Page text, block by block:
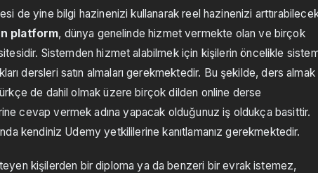
de yine bilgi hazinenizi kullanarak reel hazinenizi
platform, dünya genelinde hizmet vermekte olan ve birçok
Sistemden hizmet alabilmek için kişilerin öncelikle
dersleri satın almaları gerekmektedir. Bu şekilde, ders
de dahil olmak üzere birçok dilden online derse
cevap vermek adına yapacak olduğunuz iş oldukça basittir.
kendiniz Udemy yetkililerine kanıtlamanız gerekmektedir.
kişilerden bir diploma ya da benzeri bir evrak istemez,